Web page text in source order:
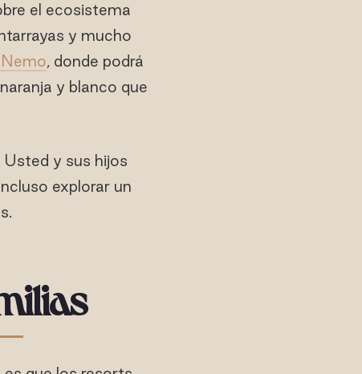
el ecosistema
y mucho
, donde podrá
y blanco que
Usted y sus hijos
explorar un